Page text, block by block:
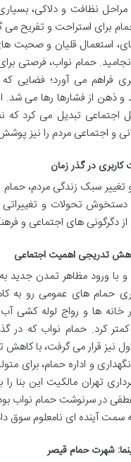
نظافت و دلاکی،
برای استراحت و تفریح می
استعمال قلیان و صحبت
حمام نواب، فرصتی برای
فراهم می آورد؛ فضایی
ذهن از فشارها رها می شد.
اجتماعی تبدیل می کرد که نه
و اجتماعی مردم را نیز
کاربری در گذر زمان
سبک زندگی مردم، حمام
دستخوش تحولات و
از دگرگونی های اجتماعی و
تدریجی اهمیت اجتماعی
با ورود مظاهر تمدن جدید
حمام های عمومی رو به
ها و رواج لوله کشی آب
کرد. حمام نواب که در
نیز قرار می گرفت، با
و اداره حمام، برای
تهران مالکیت این بنا
در سرنوشت حمام نواب بود
سمت آینده ای نامعلوم سوق
شهرت حمام قیصر